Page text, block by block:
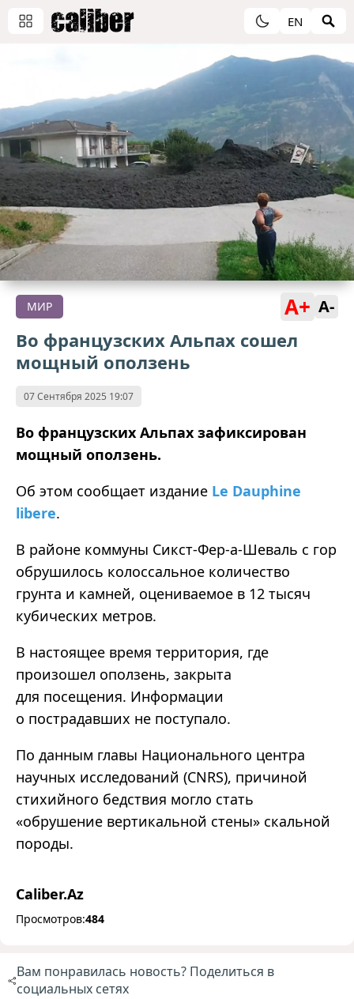
EN
МИР A+ A-
Во французских Альпах сошел
мощный оползень
07 Сентября 2025 19:07
Во французских Альпах зафиксирован
мощный оползень.
Об этом сообщает издание Le Dauphine
libere.
В районе коммуны Сикст-Фер-а-Шеваль с гор
обрушилось колоссальное количество
грунта и камней, оцениваемое в 12 тысяч
кубических метров.
В настоящее время территория, где
произошел оползень, закрыта
для посещения. Информации
о пострадавших не поступало.
По данным главы Национального центра
научных исследований (CNRS), причиной
стихийного бедствия могло стать
«обрушение вертикальной стены» скальной
породы.
Caliber.Az
Просмотров:484
Вам понравилась новость? Поделиться в
социальных сетях